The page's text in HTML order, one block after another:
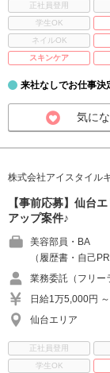
正社員登用
学生OK
ネイルOK
スキンケア
来社なしでお仕事決
気に
株式会社アイスタイル
【事前応募】仙台
アップ案件♪
美容部員・BA
（履歴書・自己
業務委託（フリー
日給1万5,000円
仙台エリア
正社員登用
学生OK